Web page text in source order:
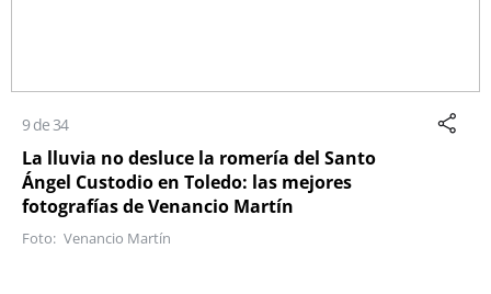
9 de 34
La lluvia no desluce la romería del Santo
Ángel Custodio en Toledo: las mejores
fotografías de Venancio Martín
Venancio Martín